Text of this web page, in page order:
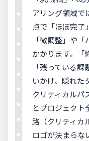
アリング領域で
点で「ほぼ完了
「微調整」や
かかります。「
「残っている
いかけ、隠れた
クリティカルパ
とプロジェクト
路（クリティカ
ロゴが決まらな